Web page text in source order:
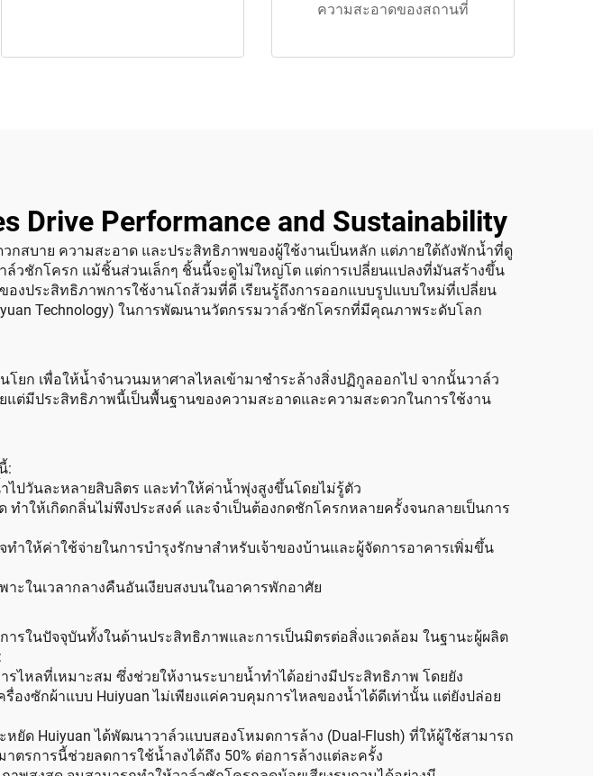
ความสะอาดของสถานที่
Drive Performance and Sustainability
บาย ความสะอาด และประสิทธิภาพของผู้ใช้งานเป็นหลัก แต่ภายใต้ถังพักน้ำที่ดู
วชักโครก แม้ชิ้นส่วนเล็กๆ ชิ้นนี้จะดูไม่ใหญ่โต แต่การเปลี่ยนแปลงที่มันสร้างขึ้น
ประสิทธิภาพการใช้งานโถส้วมที่ดี เรียนรู้ถึงการออกแบบรูปแบบใหม่ที่เปลี่ยน
Technology) ในการพัฒนานวัตกรรมวาล์วชักโครกที่มีคุณภาพระดับโลก
ก เพื่อให้น้ำจำนวนมหาศาลไหลเข้ามาชำระล้างสิ่งปฏิกูลออกไป จากนั้นวาล์ว
แต่มีประสิทธิภาพนี้เป็นพื้นฐานของความสะอาดและความสะดวกในการใช้งาน
:
ไปวันละหลายสิบลิตร และทำให้ค่าน้ำพุ่งสูงขึ้นโดยไม่รู้ตัว
ำให้เกิดกลิ่นไม่พึงประสงค์ และจำเป็นต้องกดชักโครกหลายครั้งจนกลายเป็นการ
ให้ค่าใช้จ่ายในการบำรุงรักษาสำหรับเจ้าของบ้านและผู้จัดการอาคารเพิ่มขึ้น
าะในเวลากลางคืนอันเงียบสงบนในอาคารพักอาศัย
รในปัจจุบันทั้งในด้านประสิทธิภาพและการเป็นมิตรต่อสิ่งแวดล้อม ในฐานะผู้ผลิต
หลที่เหมาะสม ซึ่งช่วยให้งานระบายน้ำทำได้อย่างมีประสิทธิภาพ โดยยัง
องซักผ้าแบบ Huiyuan ไม่เพียงแค่ควบคุมการไหลของน้ำได้ดีเท่านั้น แต่ยังปล่อย
ด Huiyuan ได้พัฒนาวาล์วแบบสองโหมดการล้าง (Dual-Flush) ที่ให้ผู้ใช้สามารถ
ตรการนี้ช่วยลดการใช้น้ำลงได้ถึง 50% ต่อการล้างแต่ละครั้ง